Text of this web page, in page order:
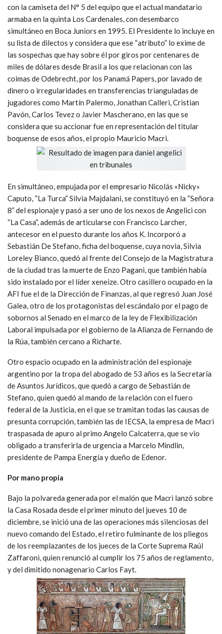
con la camiseta del N° 5 del equipo que el actual mandatario
armaba en la quinta Los Cardenales, con desembarco
simultáneo en Boca Juniors en 1995. El Presidente lo incluye en
su lista de dilectos y considera que ese “atributo” lo exime de
las sospechas que hay sobre él por giros por centenares de
miles de dólares desde Brasil a los que relacionan con las
coimas de Odebrecht, por los Panamá Papers, por lavado de
dinero o irregularidades en transferencias trianguladas de
jugadores como Martín Palermo, Jonathan Calleri, Cristian
Pavón, Carlos Tevez o Javier Mascherano, en las que se
considera que su accionar fue en representación del titular
boquense de esos años, el propio Mauricio Macri.
En simultáneo, empujada por el empresario Nicolás «Nicky»
Caputo, “La Turca” Silvia Majdalani, se constituyó en la “Señora
8” del espionaje y pasó a ser uno de los nexos de Angelici con
“La Casa”, además de articularse con Francisco Larcher,
antecesor en el puesto durante los años K. Incorporó a
Sebastián De Stefano, ficha del boquense, cuya novia, Silvia
Loreley Bianco, quedó al frente del Consejo de la Magistratura
de la ciudad tras la muerte de Enzo Pagani, que también había
sido instalado por el líder xeneize. Otro casillero ocupado en la
AFI fue el de la Dirección de Finanzas, al que regresó Juan José
Galea, otro de los protagonistas del escándalo por el pago de
sobornos al Senado en el marco de la ley de Flexibilización
Laboral impulsada por el gobierno de la Alianza de Fernando de
la Rúa, también cercano a Richarte.
Otro espacio ocupado en la administración del espionaje
argentino por la tropa del abogado de 53 años es la Secretaría
de Asuntos Jurídicos, que quedó a cargo de Sebastián de
Stefano, quien quedó al mando de la relación con el fuero
federal de la Justicia, en el que se tramitan todas las causas de
presunta corrupción, también las de IECSA, la empresa de Macri
traspasada de apuro al primo Angelo Calcaterra, que se vio
obligado a transferirla de urgencia a Marcelo Mindlin,
presidente de Pampa Energía y dueño de Edenor.
Por mano propia
Bajo la polvareda generada por el malón que Macri lanzó sobre
la Casa Rosada desde el primer minuto del jueves 10 de
diciembre, se inició una de las operaciones más silenciosas del
nuevo comando del Estado, el retiro fulminante de los pliegos
de los reemplazantes de los jueces de la Corte Suprema Raúl
Zaffaroni, quien renunció al cumplir los 75 años de reglamento,
y del dimitido nonagenario Carlos Fayt.